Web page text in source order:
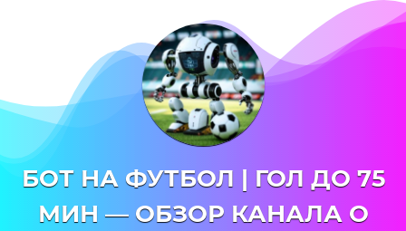
БОТ НА ФУТБОЛ | ГОЛ ДО 75
МИН — ОБЗОР КАНАЛА О